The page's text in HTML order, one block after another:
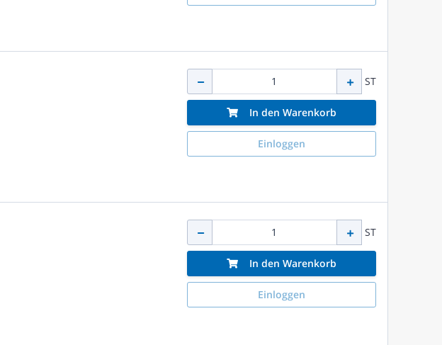
ST
In den Warenkorb
Einloggen
ST
In den Warenkorb
Einloggen